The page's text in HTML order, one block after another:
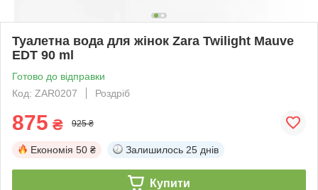
Туалетна вода для жінок Zara Twilight Mauve
EDT 90 ml
Готово до відправки
Код: ZAR0207
Роздріб
875 ₴ 925 ₴
Економія 50 ₴ Залишилось 25 днів
Купити